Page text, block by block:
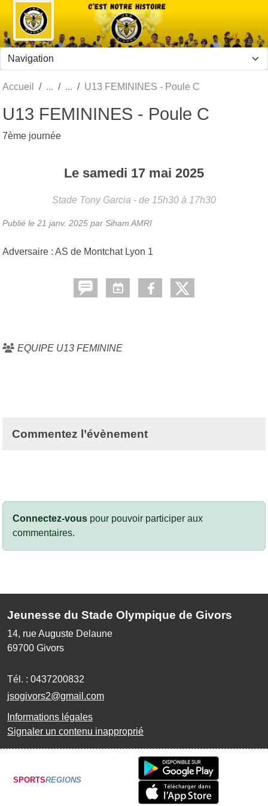
Accueil U13 FEMININES - Poule C
U13 FEMININES - Poule C
7ème journée
Le samedi 17 mai 2025
Stade Tony Garcia - de 15h30 à 17h30
Publié le 21 janv. 2025 par Siham AMRI
Adversaire : AS de Montchat Lyon 1
EQUIPE U13 FEMININE
Commentez l’évènement
Connectez-vous pour pouvoir participer aux
commentaires.
Jeunesse du Stade Olympique de Givors
14, rue Auguste Delaune
69700 Givors
Tél. : 0437200832
jsogivors2@gmail.com
Informations légales
Signaler un contenu inapproprié
SPORTSREGIONS
Panneau de gestion des cookies